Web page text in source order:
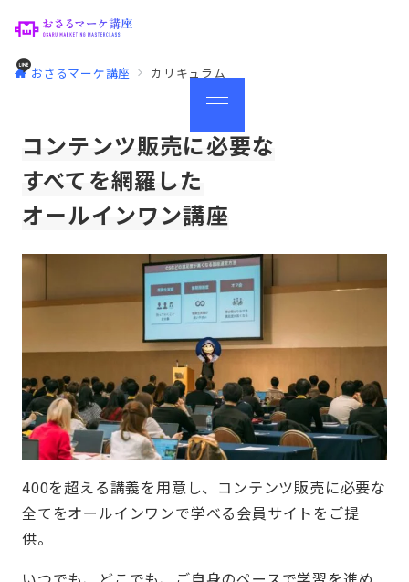
おさるマーケ講座 カリキュラム
コンテンツ販売に必要な
すべてを網羅した
オールインワン講座
400を​超える​講義を​用意し、​コンテンツ販売に​必要な​
全てを​オールインワンで​学べる​会員サイトを​ご提
供。​